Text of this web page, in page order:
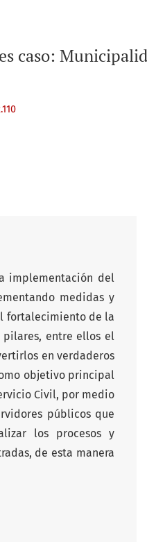
caso:
implementación del
medidas y
fortalecimiento de la
pilares, entre ellos el
en verdaderos
objetivo principal
Civil, por medio
públicos que
los procesos y
de esta manera